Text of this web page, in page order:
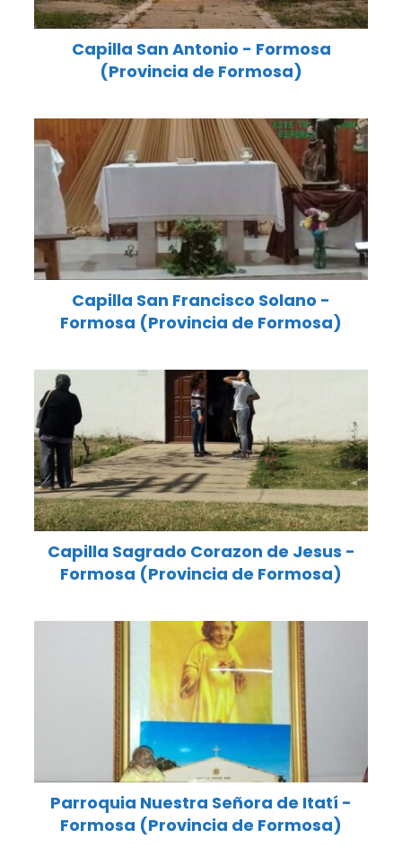
Capilla San Antonio - Formosa
(Provincia de Formosa)
Capilla San Francisco Solano -
Formosa (Provincia de Formosa)
Capilla Sagrado Corazon de Jesus -
Formosa (Provincia de Formosa)
Parroquia Nuestra Señora de Itatí -
Formosa (Provincia de Formosa)